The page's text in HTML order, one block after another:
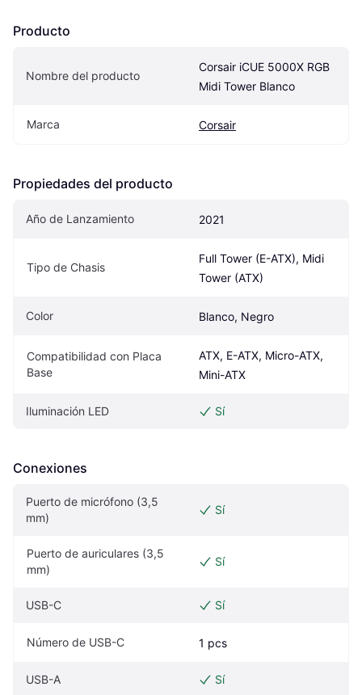
Producto
Nombre del producto
Corsair iCUE 5000X RGB
Midi Tower Blanco
Marca Corsair
Propiedades del producto
Año de Lanzamiento 2021
Tipo de Chasis
Full Tower (E-ATX), Midi
Tower (ATX)
Color Blanco, Negro
Compatibilidad con Placa
Base
ATX, E-ATX, Micro-ATX,
Mini-ATX
Iluminación LED Sí
Conexiones
Puerto de micrófono (3,5
mm)
Sí
Puerto de auriculares (3,5
mm)
Sí
USB-C Sí
Número de USB-C 1 pcs
USB-A Sí